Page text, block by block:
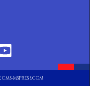
MSPRESS.COM